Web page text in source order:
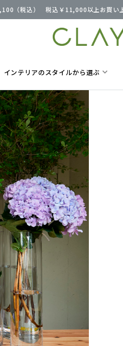
（税込） 税込￥11,000以上お買い
インテリアのスタイルから選ぶ